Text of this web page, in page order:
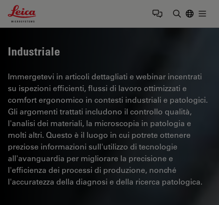
Leica Microsystems Logo
Industriale
Immergetevi in articoli dettagliati e webinar incentrati
su ispezioni efficienti, flussi di lavoro ottimizzati e
comfort ergonomico in contesti industriali e patologici.
Gli argomenti trattati includono il controllo qualità,
l'analisi dei materiali, la microscopia in patologia e
molti altri. Questo è il luogo in cui potrete ottenere
preziose informazioni sull'utilizzo di tecnologie
all'avanguardia per migliorare la precisione e
l'efficienza dei processi di produzione, nonché
l'accuratezza della diagnosi e della ricerca patologica.